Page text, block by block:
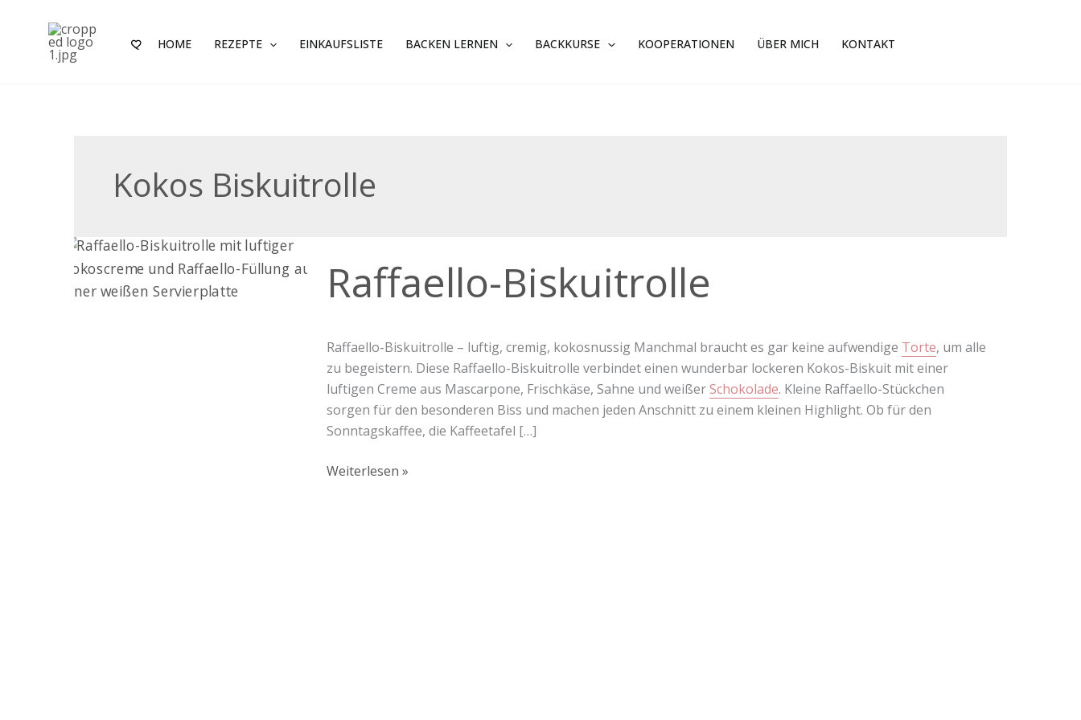
springen
HOME REZEPTE EINKAUFSLISTE BACKEN LERNEN BACKKURSE KOOPERATIONEN ÜBER MICH KONTAKT
Kokos Biskuitrolle
Raffaello-Biskuitrolle
Raffaello-Biskuitrolle – luftig, cremig, kokosnussig Manchmal braucht es gar keine aufwendige Torte, um alle
zu begeistern. Diese Raffaello-Biskuitrolle verbindet einen wunderbar lockeren Kokos-Biskuit mit einer
luftigen Creme aus Mascarpone, Frischkäse, Sahne und weißerSchokolade. Kleine Raffaello-Stückchen
sorgen für den besonderen Biss und machen jeden Anschnitt zu einem kleinen Highlight. Ob für den
Sonntagskaffee, die Kaffeetafel […]
Biskuitrolle
Weiterlesen »